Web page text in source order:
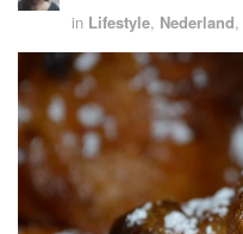
in Lifestyle, Nederland,